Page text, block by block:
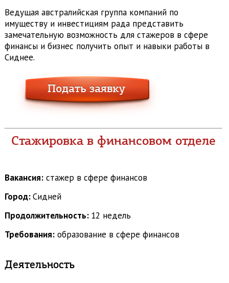
Ведущая австралийская группа компаний по
имуществу и инвестициям рада представить
замечательную возможность для стажеров в сфере
финансы и бизнес получить опыт и навыки работы в
Сиднее.
Стажировка в финансовом отделе
Вакансия: стажер в сфере финансов
Город:Сидней
Продолжительность: 12 недель
Требования: образование в сфере финансов
Деятельность